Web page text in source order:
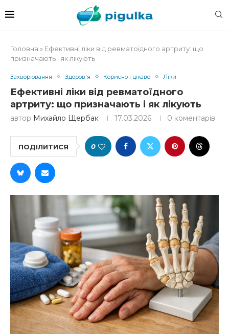
Головна » Ефективні ліки від ревматоїдного артриту: що
призначають і як лікують
Захворювання Здоров'я Корисно і цікаво Ліки
Ефективні ліки від ревматоїдного
артриту: що призначають і як лікують
автор Михайло Щербак 17.03.2026 0 коментарів
ПОДІЛИТИСЯ 0